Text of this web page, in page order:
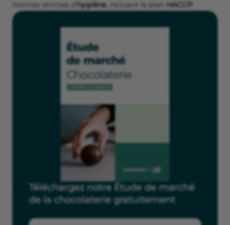
normes strictes d’ hygiène, incluant le plan HACCP
Téléchargez notre Étude de marché
de la chocolaterie gratuitement